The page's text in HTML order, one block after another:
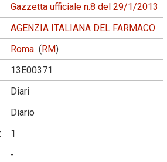
Gazzetta ufficiale n.8 del 29/1/2013
AGENZIA ITALIANA DEL FARMACO
Roma (RM)
13E00371
Diari
Diario
1
-